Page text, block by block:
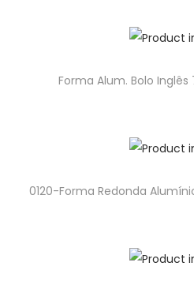
Forma Alum. Bolo Inglês
0120-Forma Redonda